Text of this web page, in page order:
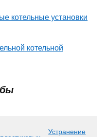
котельные установки
котельной
Устранение